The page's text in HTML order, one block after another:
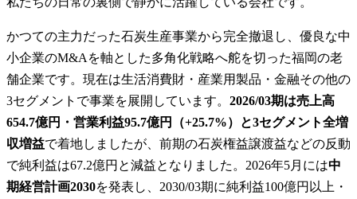
かつての主力だった石炭生産事業から完全撤退し、優良な中
小企業のM&Aを軸とした多角化戦略へ舵を切った福岡の老
舗企業です。現在は生活消費財・産業用製品・金融その他の
3セグメントで事業を展開しています。 2026/03期は売上高
654.7億円・営業利益95.7億円（+25.7%）と3セグメント全増
収増益で着地しましたが、前期の石炭権益譲渡益などの反動
で純利益は67.2億円と減益となりました。2026年5月には中
期経営計画2030を発表し、2030/03期に純利益100億円以上・